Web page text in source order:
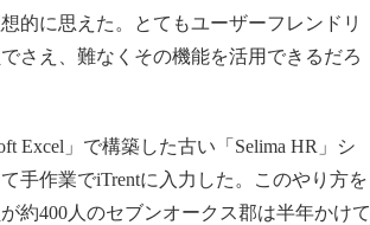
的に思えた。とてもユーザーフレンドリ
さえ、難なくその機能を活用できるだろ
Excel」で構築した古い「Selima HR」シ
手作業でiTrentに入力した。このやり方を
約400人のセブンオークス郡は半年かけて